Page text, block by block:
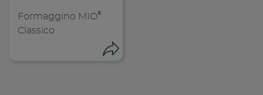
Formaggino MIO®
Classico